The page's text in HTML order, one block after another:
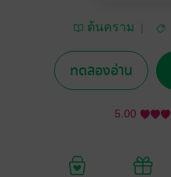
ต้นคราม
ทดลองอ่าน
5.00